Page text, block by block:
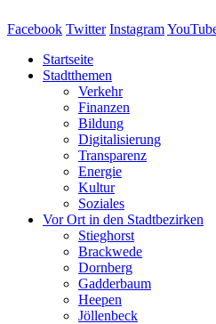
Facebook Twitter Instagram
Startseite
Stadtthemen
Verkehr
Finanzen
Bildung
Digitalisierung
Transparenz
Energie
Kultur
Soziales
Vor Ort in den Stadtbezirken
Stieghorst
Brackwede
Dornberg
Gadderbaum
Heepen
Jöllenbeck